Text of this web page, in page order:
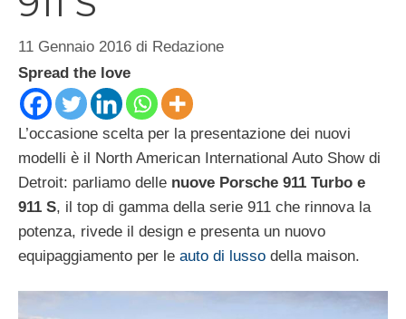
11 Gennaio 2016 di Redazione
Spread the love
L’occasione scelta per la presentazione dei nuovi
modelli è il North American International Auto Show di
Detroit: parliamo delle nuove Porsche 911 Turbo e
911 S, il top di gamma della serie 911 che rinnova la
potenza, rivede il design e presenta un nuovo
equipaggiamento per le auto di lusso della maison.